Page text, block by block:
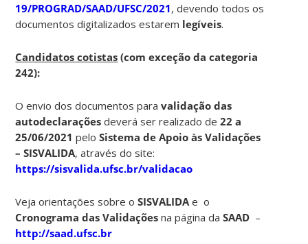
19/PROGRAD/SAAD/UFSC/2021, devendo todos os
documentos digitalizados estarem legíveis.
Candidatos cotistas (com exceção da categoria
242):
O envio dos documentos paravalidação das
autodeclarações deverá ser realizado de22 a
25/06/2021 peloSistema de Apoio às Validações
– SISVALIDA, através do site:
https://sisvalida.ufsc.br/validacao
Veja orientações sobre oSISVALIDA e o
Cronograma das Validações na página daSAAD –
http://saad.ufsc.br